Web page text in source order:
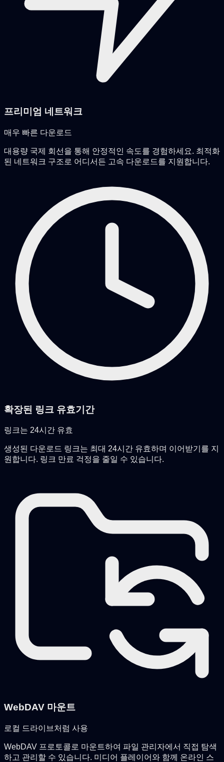
프리미엄 네트워크
매우 빠른 다운로드
대용량 국제 회선을 통해 안정적인 속도를 경험하세요. 최적화
된 네트워크 구조로 어디서든 고속 다운로드를 지원합니다.
확장된 링크 유효기간
링크는 24시간 유효
생성된 다운로드 링크는 최대 24시간 유효하며 이어받기를 지
원합니다. 링크 만료 걱정을 줄일 수 있습니다.
WebDAV 마운트
로컬 드라이브처럼 사용
WebDAV 프로토콜로 마운트하여 파일 관리자에서 직접 탐색
하고 관리할 수 있습니다. 미디어 플레이어와 함께 온라인 스